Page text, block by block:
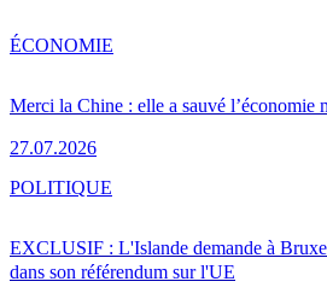
Merci la Chine : elle a sauvé l’économie
27.07.2026
ÉCONOMIE
EXCLUSIF : L'Islande demande à
dans son référendum sur l'UE
POLITIQUE